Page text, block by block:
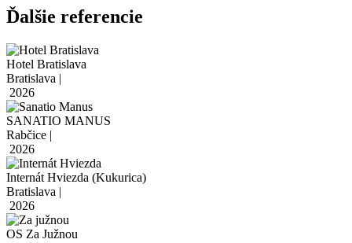
Ďalšie referencie
Hotel Bratislava
Bratislava |
2026
SANATIO MANUS
Rabčice |
2026
Internát Hviezda (Kukurica)
Bratislava |
2026
OS Za Južnou